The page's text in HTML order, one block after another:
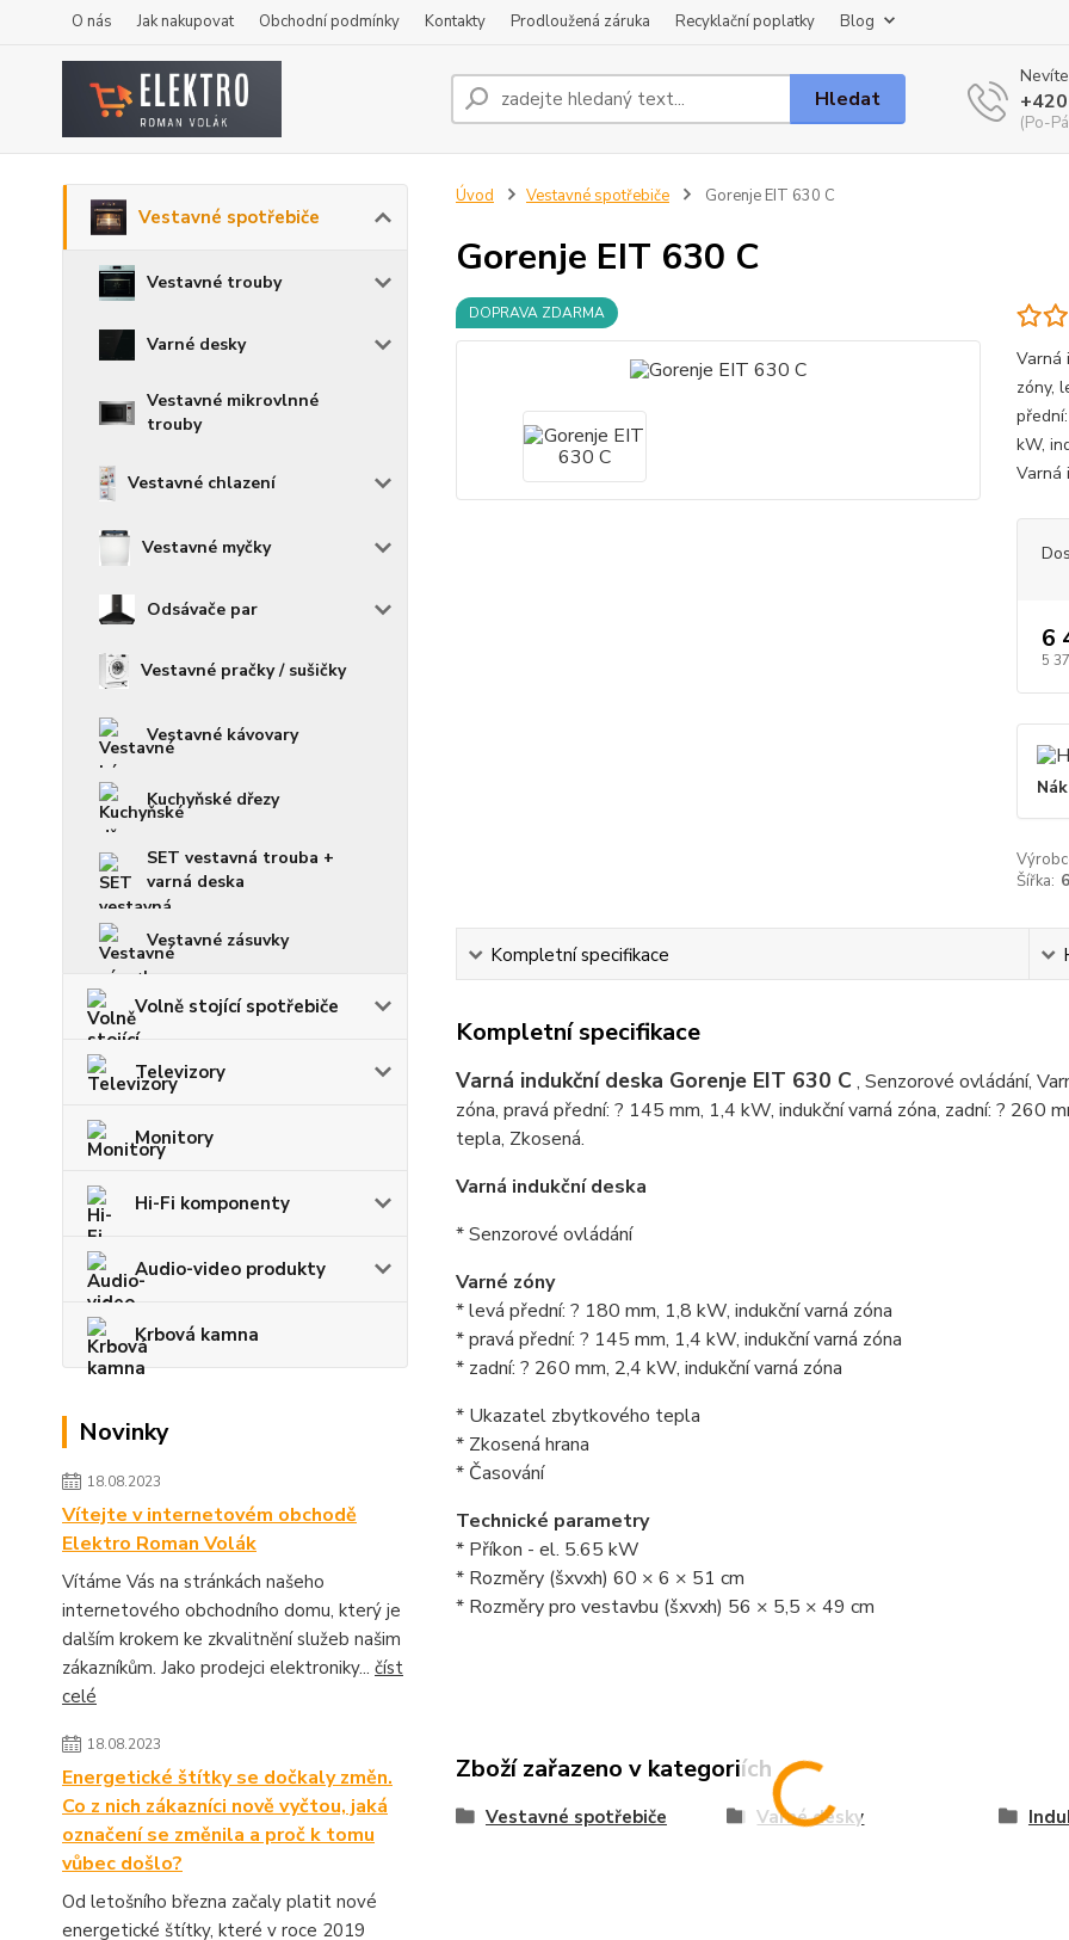
O nás Jak nakupovat Obchodní podmínky Kontakty Prodloužená záruka Recyklační poplatky Blog
Hledat
(Po-
Vestavné spotřebiče
Vestavné trouby
Varné desky
Vestavné mikrovlnné
trouby
Vestavné chlazení
Vestavné myčky
Odsávače par
Vestavné pračky / sušičky
Vestavné kávovary
Kuchyňské dřezy
SET vestavná trouba +
varná deska
Vestavné zásuvky
Volně stojící spotřebiče
Televizory
Monitory
Hi-Fi komponenty
Audio-video produkty
Krbová kamna
Novinky
18.08.2023
Vítejte v internetovém obchodě
Elektro Roman Volák
Vítáme Vás na stránkách našeho
internetového obchodního domu, který je
dalším krokem ke zkvalitnění služeb našim
zákazníkům. Jako prodejci elektroniky... číst
celé
18.08.2023
Energetické štítky se dočkaly změn.
Co z nich zákazníci nově vyčtou, jaká
označení se změnila a proč k tomu
vůbec došlo?
Od letošního března začaly platit nové
energetické štítky, které v roce 2019
Úvod Vestavné spotřebiče Gorenje EIT 630 C
Gorenje EIT 630 C
DOPRAVA ZDARMA
Varná
zóny,
kW,
Varná
6
5
Šířka:
Kompletní specifikace
Kompletní specifikace
Varná indukční deska Gorenje EIT 630 C , Senzorové ovládání,
zóna, pravá přední: ? 145 mm, 1,4 kW, indukční varná zóna, zadní: ? 260
tepla, Zkosená.
Varná indukční deska
* Senzorové ovládání
Varné zóny
* levá přední: ? 180 mm, 1,8 kW, indukční varná zóna
* pravá přední: ? 145 mm, 1,4 kW, indukční varná zóna
* zadní: ? 260 mm, 2,4 kW, indukční varná zóna
* Ukazatel zbytkového tepla
* Zkosená hrana
* Časování
Technické parametry
* Příkon - el. 5.65 kW
* Rozměry (šxvxh) 60 × 6 × 51 cm
* Rozměry pro vestavbu (šxvxh) 56 × 5,5 × 49 cm
Zboží zařazeno v kategoriích
Vestavné spotřebiče Varné desky